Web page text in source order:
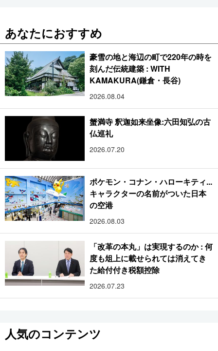
あなたにおすすめ
豪雪の地と海辺の町で220年の時を
刻んだ伝統建築 : WITH
KAMAKURA(鎌倉・長谷)
2026.08.04
蟹満寺 釈迦如来坐像:六田知弘の古
仏巡礼
2026.07.20
ポケモン・コナン・ハローキティ...
キャラクターの名前がついた日本
の空港
2026.08.03
「改革の本丸」は実現するのか : 何
度も俎上に載せられては消えてき
た給付付き税額控除
2026.07.23
人気のコンテンツ